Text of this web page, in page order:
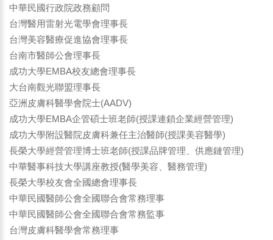
中華民國行政院政務顧問
台灣醫用雷射光電學會理事長
台灣美容醫療促進協會理事長
台南市醫師公會理事長
成功大學EMBA校友總會理事長
大台南觀光聯盟理事長
亞洲皮膚科醫學會院士(AADV)
成功大學EMBA企管碩士班老師(授課連鎖企業經營管理)
成功大學附設醫院皮膚科兼任主治醫師(授課美容醫學)
長榮大學經營管理博士班老師(授課品牌管理、供應鏈管理)
中華醫事科技大學講座教授(醫學美容、醫務管理)
長榮大學校友會全國總會理事長
中華民國醫師公會全國聯合會常務理事
中華民國醫師公會全國聯合會常務監事
台灣皮膚科醫學會常務理事